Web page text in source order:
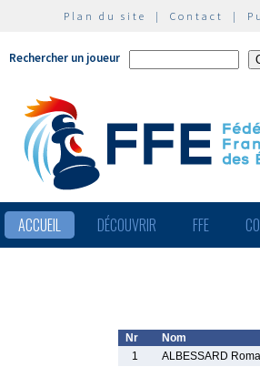
Plan du site | Contact |
Rechercher un joueur
ACCUEIL DÉCOUVRIR FFE
Nr
Nom
1
ALBESSARD